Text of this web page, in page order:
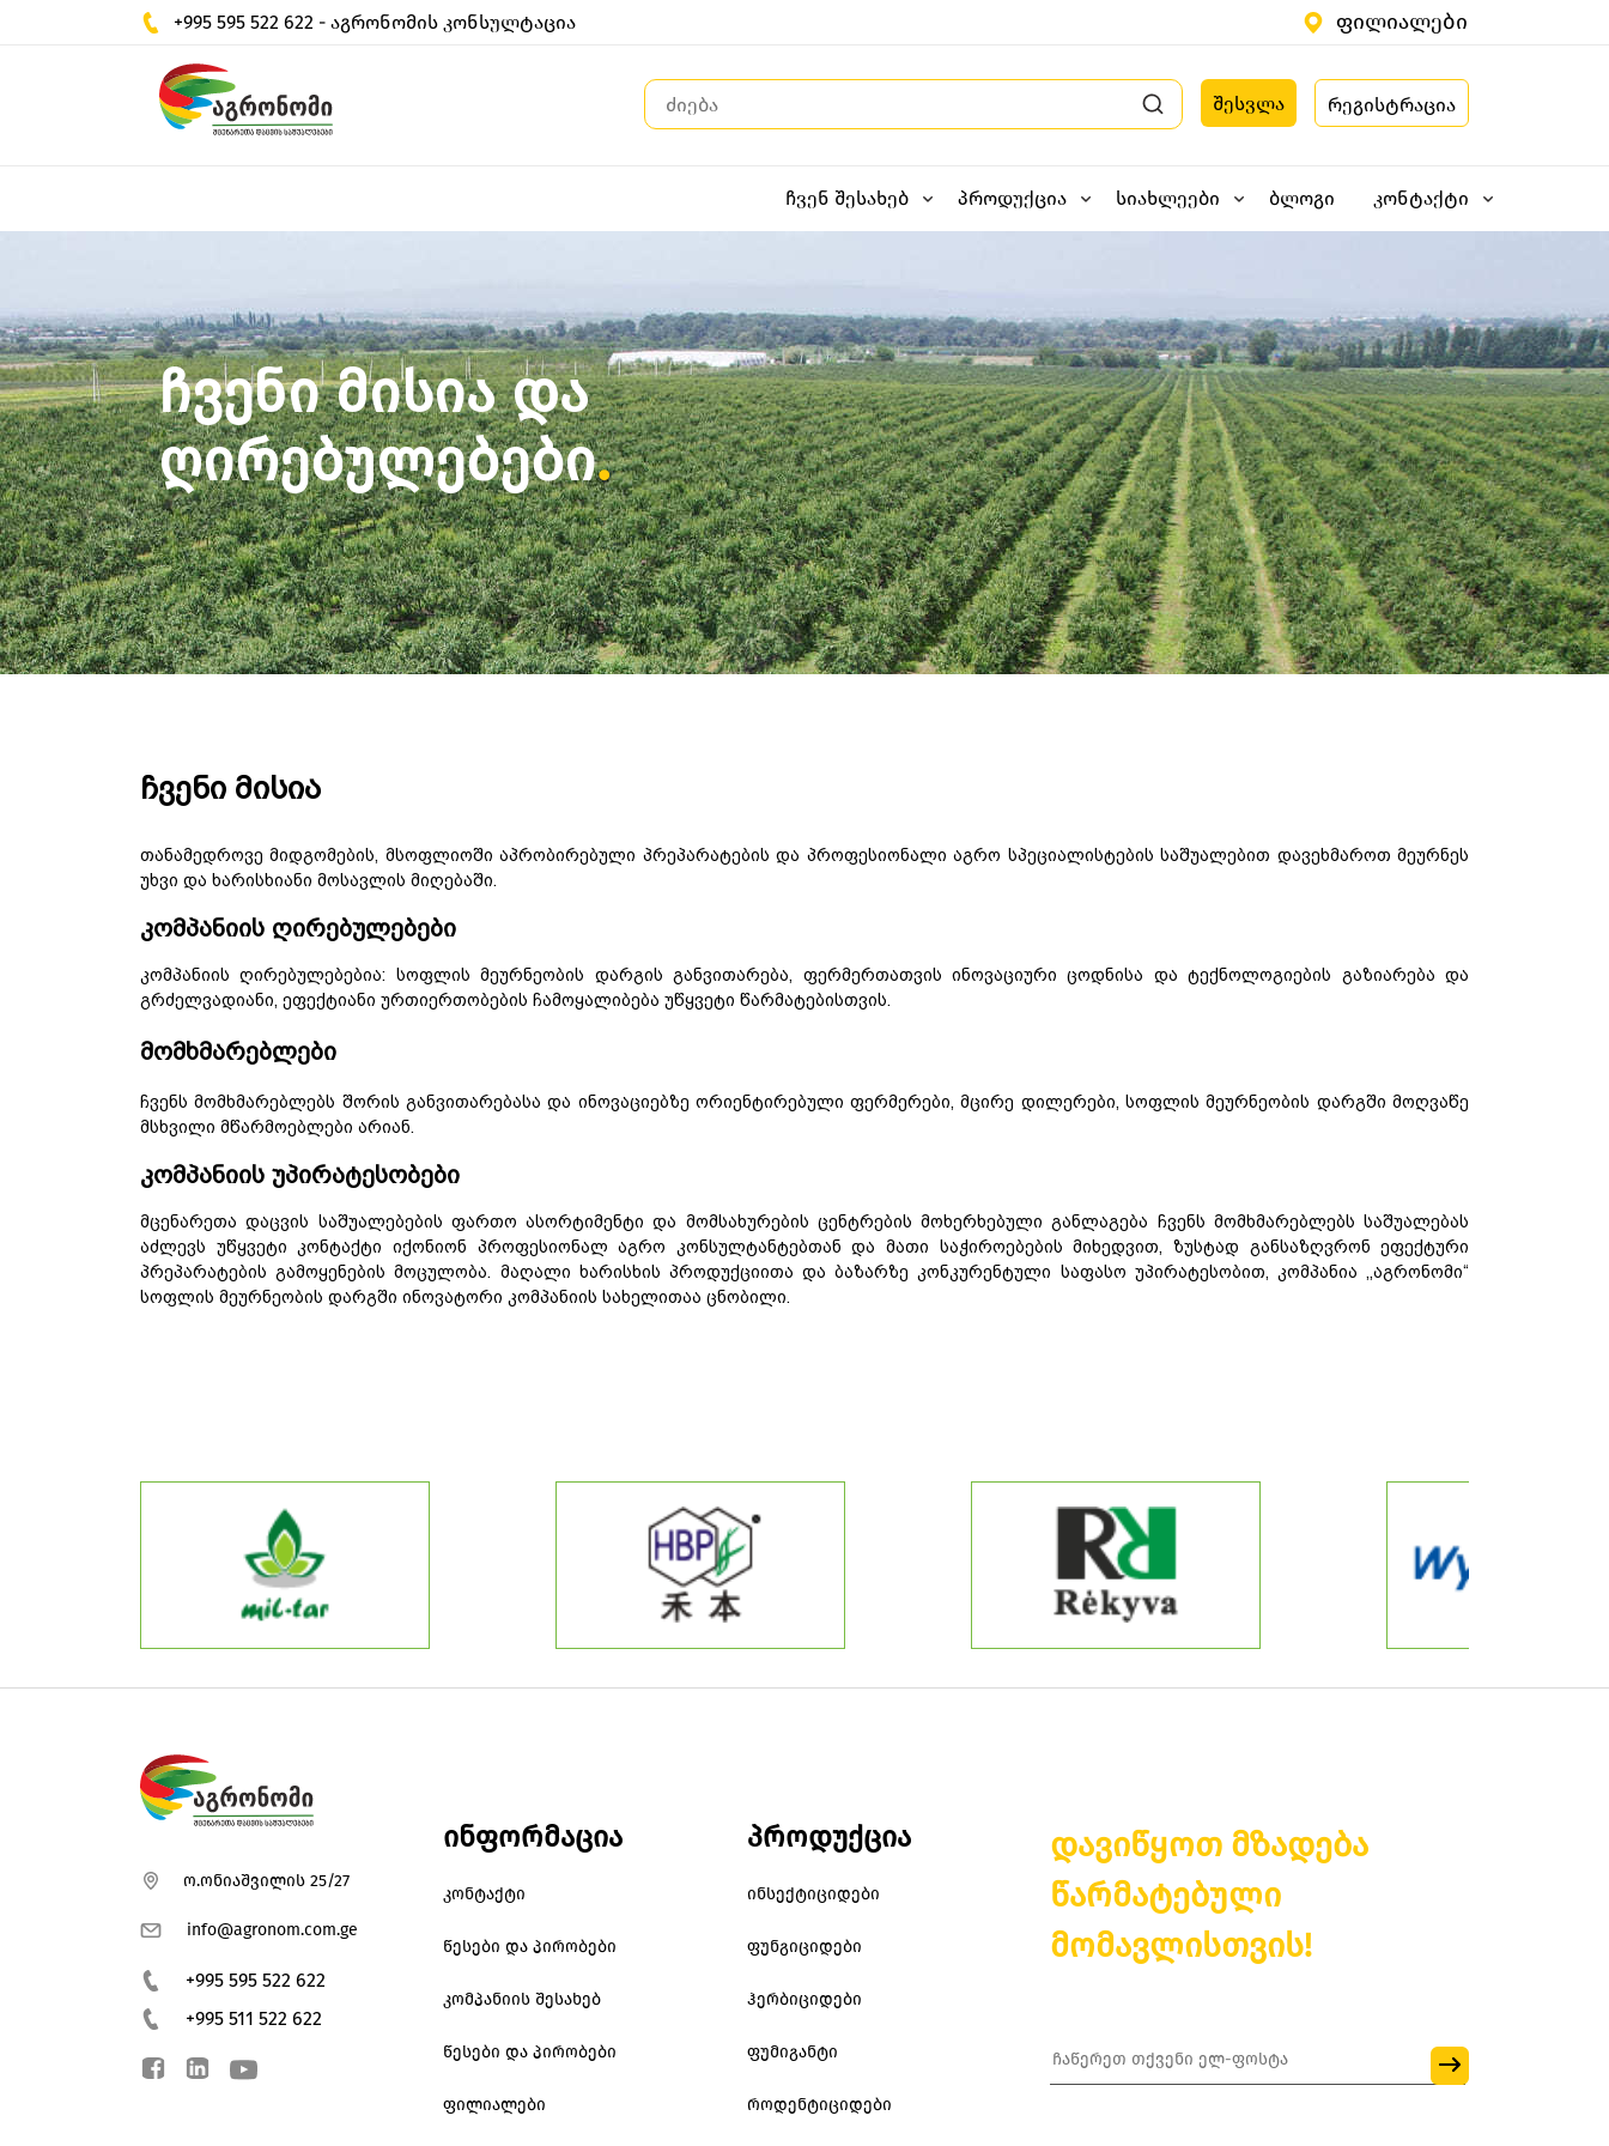
+995 595 522 622 - აგრონომის კონსულტაცია ფილიალები
შესვლა რეგისტრაცია
ჩვენ შესახებ პროდუქცია სიახლეები ბლოგი კონტაქტი
ჩვენი მისია და
ღირებულებები
ჩვენი მისია
თანამედროვე მიდგომების, მსოფლიოში აპრობირებული პრეპარატების და პროფესიონალი აგრო სპეციალისტების საშუალებით დავეხმაროთ მეურნეს
უხვი და ხარისხიანი მოსავლის მიღებაში.
კომპანიის ღირებულებები
კომპანიის ღირებულებებია: სოფლის მეურნეობის დარგის განვითარება, ფერმერთათვის ინოვაციური ცოდნისა და ტექნოლოგიების გაზიარება და
გრძელვადიანი, ეფექტიანი ურთიერთობების ჩამოყალიბება უწყვეტი წარმატებისთვის.
მომხმარებლები
ჩვენს მომხმარებლებს შორის განვითარებასა და ინოვაციებზე ორიენტირებული ფერმერები, მცირე დილერები, სოფლის მეურნეობის დარგში მოღვაწე
მსხვილი მწარმოებლები არიან.
კომპანიის უპირატესობები
მცენარეთა დაცვის საშუალებების ფართო ასორტიმენტი და მომსახურების ცენტრების მოხერხებული განლაგება ჩვენს მომხმარებლებს საშუალებას
აძლევს
უწყვეტი კონტაქტი იქონიონ პროფესიონალ აგრო კონსულტანტებთან და მათი საჭიროებების მიხედვით, ზუსტად განსაზღვრონ ეფექტური
პრეპარატების გამოყენების მოცულობა. მაღალი ხარისხის პროდუქციითა და ბაზარზე კონკურენტული საფასო უპირატესობით, კომპანია ,,აგრონომი“
სოფლის მეურნეობის დარგში ინოვატორი კომპანიის სახელითაა ცნობილი.
ო.ონიაშვილის 25/27
info@agronom.com.ge
+995 595 522 622
+995 511 522 622
ინფორმაცია
კონტაქტი
წესები და პირობები
კომპანიის შესახებ
წესები და პირობები
ფილიალები
პროდუქცია
ინსექტიციდები
ფუნგიციდები
ჰერბიციდები
ფუმიგანტი
როდენტიციდები
დავიწყოთ მზადება
წარმატებული
მომავლისთვის!